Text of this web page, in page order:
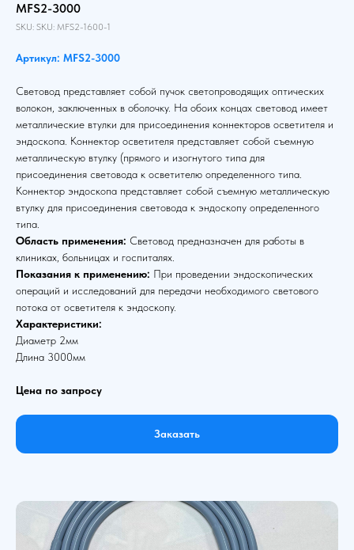
MFS2-3000
SKU: SKU: MFS2-1600-1
Артикул: MFS2-3000
Световод представляет собой пучок светопроводящих оптических
волокон, заключенных в оболочку. На обоих концах световод имеет
металлические втулки для присоединения коннекторов осветителя и
эндоскопа. Коннектор осветителя представляет собой съемную
металлическую втулку (прямого и изогнутого типа для
присоединения световода к осветителю определенного типа.
Коннектор эндоскопа представляет собой съемную металлическую
втулку для присоединения световода к эндоскопу определенного
типа.
Область применения: Световод предназначен для работы в
клиниках, больницах и госпиталях.
Показания к применению: При проведении эндоскопических
операций и исследований для передачи необходимого светового
потока от осветителя к эндоскопу.
Характеристики:
Диаметр 2мм
Длина 3000мм
Цена по запросу
Заказать